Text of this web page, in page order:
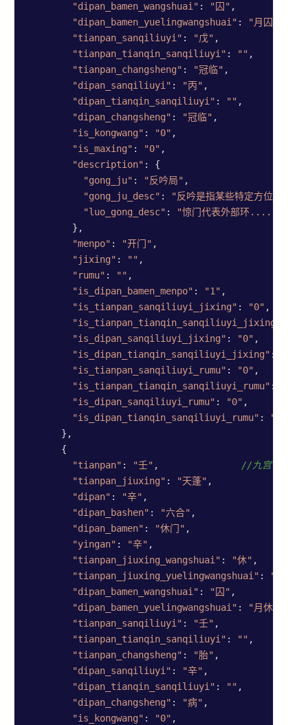
"dipan_bamen_wangshuai" : "囚" ,
"dipan_bamen_yuelingwangshuai" : "月囚"
"tianpan_sanqiliuyi" : "戊" ,
"tianpan_tianqin_sanqiliuyi" : "" ,
"tianpan_changsheng" : "冠临" ,
"dipan_sanqiliuyi" : "丙" ,
"dipan_tianqin_sanqiliuyi" : "" ,
"dipan_changsheng" : "冠临" ,
"is_kongwang" : "0" ,
"is_maxing" : "0" ,
"description" : {
"gong_ju" : "反吟局" ,
"gong_ju_desc" :
"反吟是指某些特定方位的
"luo_gong_desc" :
"惊门代表外部环......"
        },
"menpo" : "开门" ,
"jixing" : "" ,
"rumu" : "" ,
"is_dipan_bamen_menpo" : "1" ,
"is_tianpan_sanqiliuyi_jixing" : "0" ,
"is_tianpan_tianqin_sanqiliuyi_jixing"
"is_dipan_sanqiliuyi_jixing" : "0" ,
"is_dipan_tianqin_sanqiliuyi_jixing" :
"is_tianpan_sanqiliuyi_rumu" : "0" ,
"is_tianpan_tianqin_sanqiliuyi_rumu" :
"is_dipan_sanqiliuyi_rumu" : "0" ,
"is_dipan_tianqin_sanqiliuyi_rumu" :
"0"
      },
      {
"tianpan" : "壬" , //九宫宫盘4信
"tianpan_jiuxing" : "天蓬" ,
"dipan" : "辛" ,
"dipan_bashen" : "六合" ,
"dipan_bamen" : "休门" ,
"yingan" : "辛" ,
"tianpan_jiuxing_wangshuai" : "休" ,
"tianpan_jiuxing_yuelingwangshuai" : "月旺"
"dipan_bamen_wangshuai" : "囚" ,
"dipan_bamen_yuelingwangshuai" : "月休"
"tianpan_sanqiliuyi" : "壬" ,
"tianpan_tianqin_sanqiliuyi" : "" ,
"tianpan_changsheng" : "胎" ,
"dipan_sanqiliuyi" : "辛" ,
"dipan_tianqin_sanqiliuyi" : "" ,
"dipan_changsheng" : "病" ,
"is_kongwang" : "0" ,